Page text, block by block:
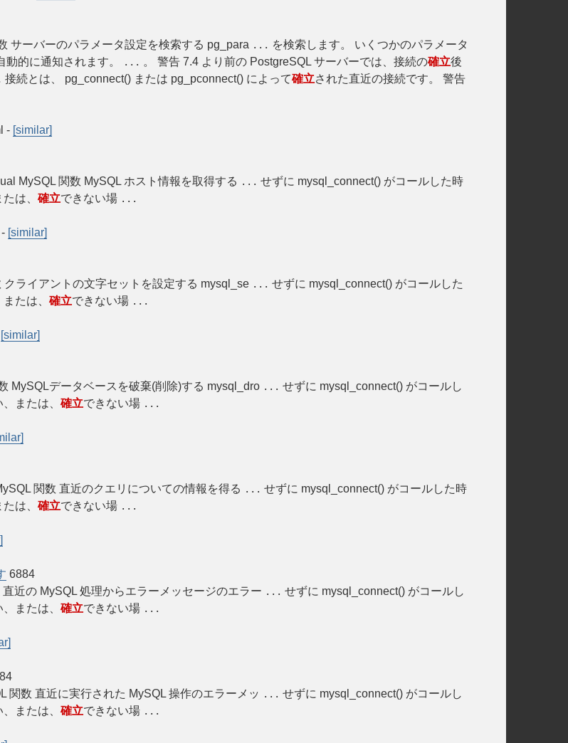
サーバーのパラメータ設定を検索する pg_para ... を検索します。 いくつかのパラメータ
動的に通知されます。 ... 。 警告 7.4 より前の PostgreSQL サーバーでは、接続の確立後
接続とは、 pg_connect() または pg_pconnect() によって確立された直近の接続です。 警告
- [similar]
MySQL 関数 MySQL ホスト情報を取得する ... せずに mysql_connect() がコールした時
は、 確立できない場 ...
- [similar]
ライアントの文字セットを設定する mysql_se ... せずに mysql_connect() がコールした
たは、 確立できない場 ...
[similar]
MySQLデータベースを破棄(削除)する mysql_dro ... せずに mysql_connect() がコールし
または、 確立できない場 ...
関数 直近のクエリについての情報を得る ... せずに mysql_connect() がコールした時
は、 確立できない場 ...
6884
近の MySQL 処理からエラーメッセージのエラー ... せずに mysql_connect() がコールし
または、 確立できない場 ...
関数 直近に実行された MySQL 操作のエラーメッ ... せずに mysql_connect() がコールし
または、 確立できない場 ...